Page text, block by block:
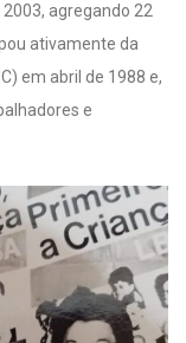
agregando 22
ativamente da
em abril de 1988 e,
e